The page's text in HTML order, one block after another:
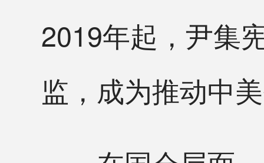
2019年起，尹集
监，成为推动中